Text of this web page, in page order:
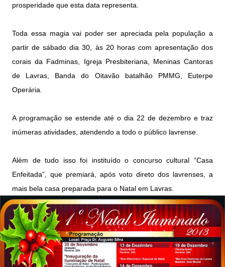
prosperidade que esta data representa.
Toda essa magia vai poder ser apreciada pela população a
partir de sábado dia 30, às 20 horas com apresentação dos
corais da Fadminas, Igreja Presbiteriana, Meninas Cantoras
de Lavras, Banda do Oitavão batalhão PMMG, Euterpe
Operária.
A programação se estende até o dia 22 de dezembro e traz
inúmeras atividades, atendendo a todo o público lavrense.
Além de tudo isso foi instituído o concurso cultural “Casa
Enfeitada”, que premiará, após voto direto dos lavrenses, a
mais bela casa preparada para o Natal em Lavras.